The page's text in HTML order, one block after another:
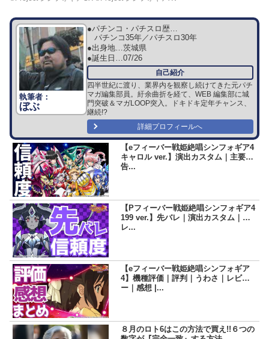
ぼぶ
●パチンコ・パチスロ歴…
パチンコ35年／パチスロ30年
●出身地… 茨城県
●誕生日… 07/26
四半世紀に渡り、業界内を観察し続けてきた元パチ
マガ編集部員。紆余曲折を経て、WEB 編集部に城
門突破＆マガLOOP突入。ドキドキ定年チャンス、
継続!?
詳細プロフィールへ
【eフィーバー戦姫絶唱シンフォギア4
キャロル ver.】演出カスタム｜主要予
告...
【Pフィーバー戦姫絶唱シンフォギア4
199 ver.】先バレ｜演出カスタム｜
レ...
【eフィーバー戦姫絶唱シンフォギア
4】機種評価｜評判｜うわさ｜レビュ
ー｜感想 |...
８月のロト6はこの方法で買え!!６つの